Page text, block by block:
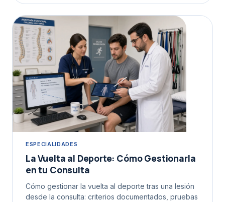
ESPECIALIDADES
La Vuelta al Deporte: Cómo Gestionarla
en tu Consulta
Cómo gestionar la vuelta al deporte tras una lesión
desde la consulta: criterios documentados, pruebas